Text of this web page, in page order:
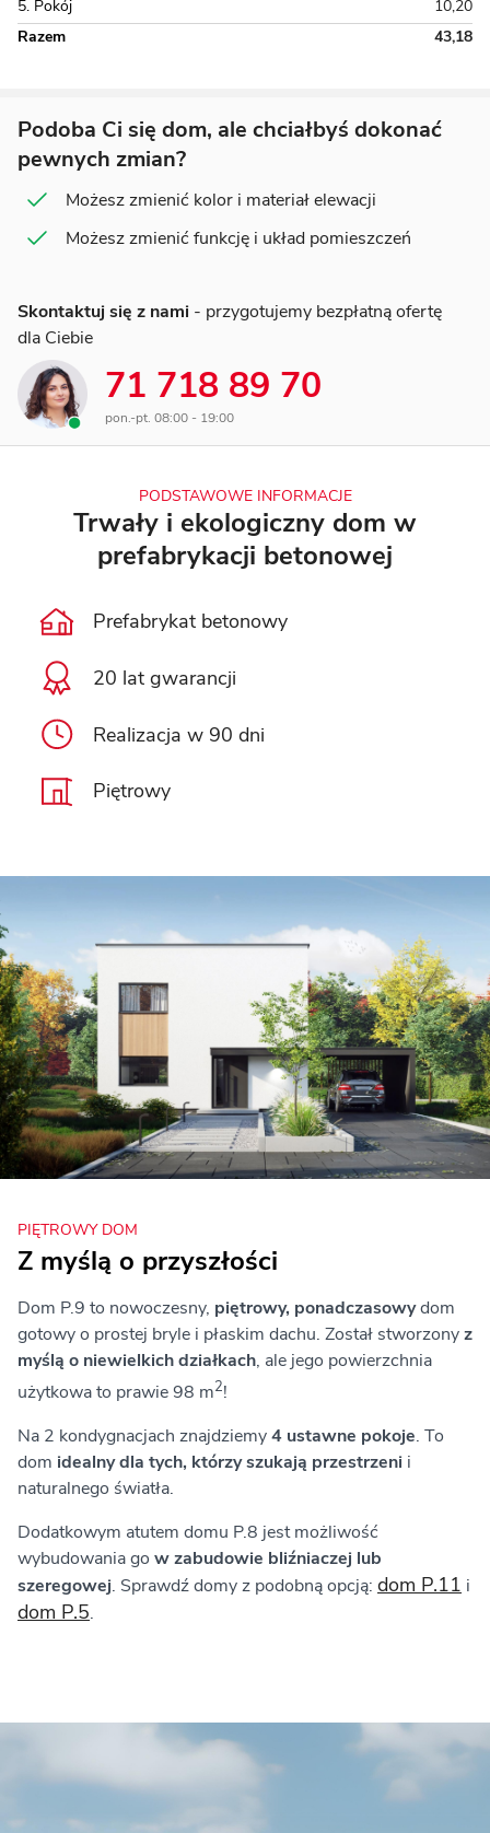
5. Pokój
10,20
Razem
43,18
Podoba Ci się dom, ale chciałbyś dokonać
pewnych zmian?
Możesz zmienić kolor i materiał elewacji
Możesz zmienić funkcję i układ pomieszczeń
Skontaktuj się z nami - przygotujemy bezpłatną ofertę
dla Ciebie
71 718 89 70
pon.-pt. 08:00 - 19:00
PODSTAWOWE INFORMACJE
Trwały i ekologiczny dom w
prefabrykacji betonowej
Prefabrykat betonowy
20 lat gwarancji
Realizacja w 90 dni
Piętrowy
PIĘTROWY DOM
Z myślą o przyszłości
Dom P.9 to nowoczesny, piętrowy, ponadczasowydom
gotowy o prostej bryle i płaskim dachu. Został stworzonyz
myślą o niewielkich działkach, ale jego powierzchnia
użytkowa to prawie 98 m2!
Na 2 kondygnacjach znajdziemy4 ustawne pokoje. To
dom idealny dla tych, którzy szukają przestrzeni i
naturalnego światła.
Dodatkowym atutem domu P.8 jest możliwość
wybudowania go w zabudowie bliźniaczej lub
szeregowej. Sprawdź domy z podobną opcją: dom P.11 i
dom P.5.